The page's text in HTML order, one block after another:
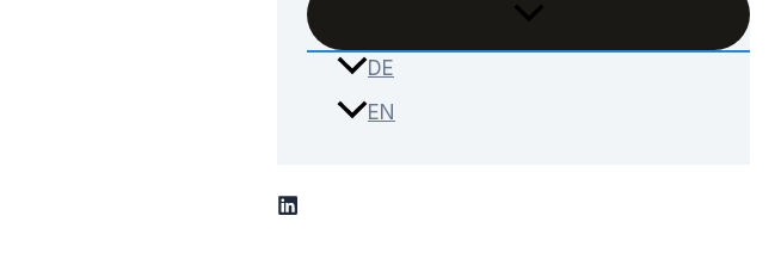
DE
EN